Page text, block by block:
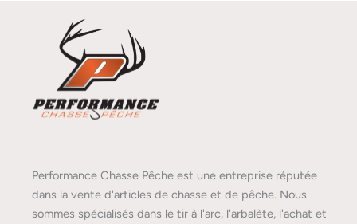
Performance Chasse Pêche est une entreprise réputée
dans la vente d'articles de chasse et de pêche. Nous
sommes spécialisés dans le tir à l'arc, l'arbalète, l'achat et